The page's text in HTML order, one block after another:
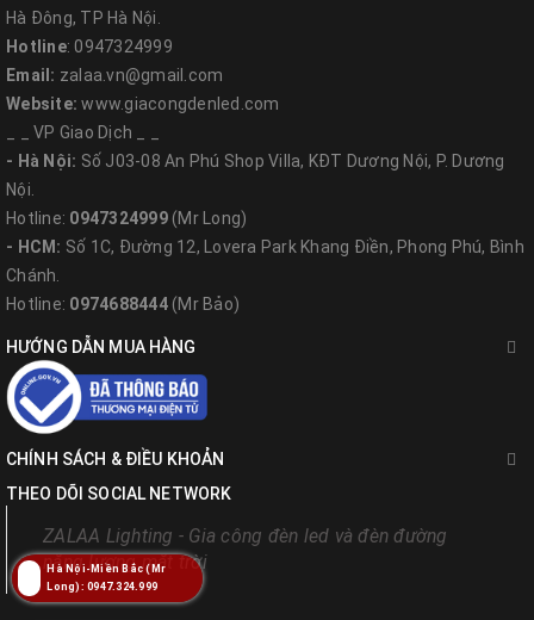
Hà Đông, TP Hà Nội.
Hotline: 0947324999
Email: zalaa.vn@gmail.com
Website:www.giacongdenled.com
_ _ VP Giao Dịch _ _
- Hà Nội: Số J03-08 An Phú Shop Villa, KĐT Dương Nội, P. Dương
Nội.
Hotline: 0947324999(Mr Long)
- HCM: Số 1C, Đường 12, Lovera Park Khang Điền, Phong Phú, Bình
Chánh.
Hotline: 0974688444(Mr Bảo)
HƯỚNG DẪN MUA HÀNG
CHÍNH SÁCH & ĐIỀU KHOẢN
THEO DÕI SOCIAL NETWORK
ZALAA Lighting - Gia công đèn led và đèn đường
năng lượng mặt trời
Hà Nội-Miền Bắc (Mr
Long): 0947.324.999